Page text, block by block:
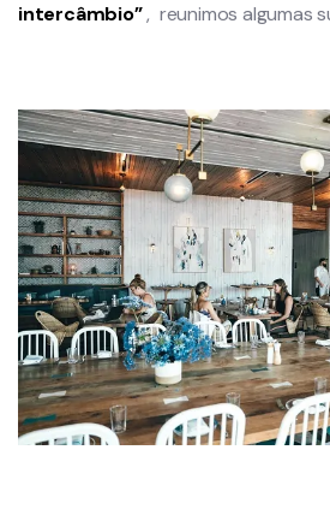
intercâmbio”, reunimos algumas